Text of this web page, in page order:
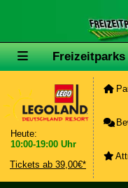
Freizeitparks
Heute:
10:00-19:00 Uhr
Tickets ab 39,00€*